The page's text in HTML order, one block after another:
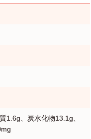
、炭水化物13.1g、